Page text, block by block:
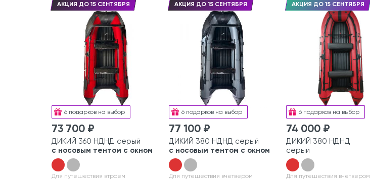
6 подарков на выбор
АКЦИЯ ДО 15 СЕНТЯБРЯ
73 700 ₽
ДИКИЙ 360 НДНД серый
с носовым тентом с окном
Для путешествия втроем
6 подарков на выбор
АКЦИЯ ДО 15 СЕНТЯБРЯ
77 100 ₽
ДИКИЙ 380 НДНД серый
с носовым тентом с окном
Для путешествия вчетвером
6 подарков на выбор
АКЦИЯ ДО 15 СЕНТЯБРЯ
74 000 ₽
ДИКИЙ 380 НДНД
серый
Для путешествия вчетвером